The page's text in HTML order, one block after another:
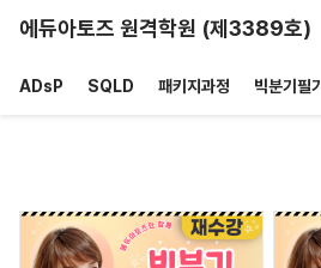
에듀아토즈 원격학원 (제3389호)
ADsP SQLD 패키지과정 빅분기필기